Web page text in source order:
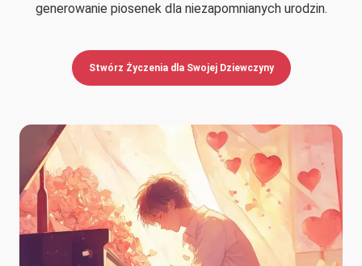
generowanie piosenek dla niezapomnianych urodzin.
Stwórz Życzenia dla Swojej Dziewczyny